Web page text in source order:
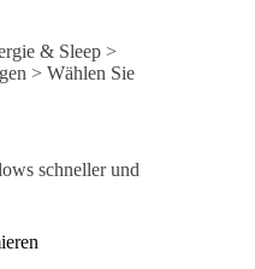
& Sleep >
> Wählen Sie
schneller und